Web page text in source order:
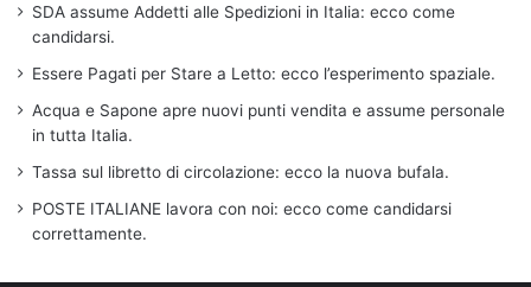
SDA assume Addetti alle Spedizioni in Italia: ecco come
candidarsi.
Essere Pagati per Stare a Letto: ecco l’esperimento spaziale.
Acqua e Sapone apre nuovi punti vendita e assume personale
in tutta Italia.
Tassa sul libretto di circolazione: ecco la nuova bufala.
POSTE ITALIANE lavora con noi: ecco come candidarsi
correttamente.